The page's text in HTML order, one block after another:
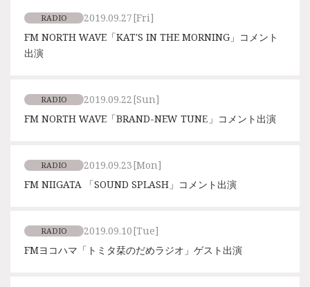
RADIO 2019.09.27[Fri]
FM NORTH WAVE「KAT'S IN THE MORNING」コメント
出演
RADIO 2019.09.22[Sun]
FM NORTH WAVE「BRAND-NEW TUNE」コメント出演
RADIO 2019.09.23[Mon]
FM NIIGATA 「SOUND SPLASH」コメント出演
RADIO 2019.09.10[Tue]
FMヨコハマ「トミタ栞のだめラジオ」ゲスト出演